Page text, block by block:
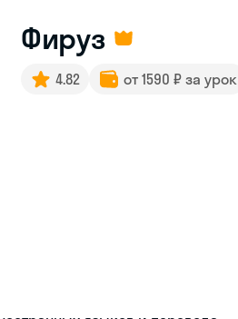
Фируз
4.82 от 1590 ₽ за урок